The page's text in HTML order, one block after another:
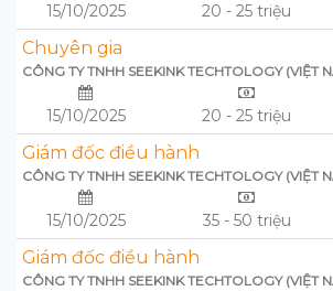
15/10/2025 20 - 25 triệu
Chuyên gia
CÔNG TY TNHH SEEKINK TECHTOLOGY (VIỆT
15/10/2025 20 - 25 triệu
Giám đốc điều hành
CÔNG TY TNHH SEEKINK TECHTOLOGY (VIỆT
15/10/2025 35 - 50 triệu
Giám đốc điều hành
CÔNG TY TNHH SEEKINK TECHTOLOGY (VIỆT